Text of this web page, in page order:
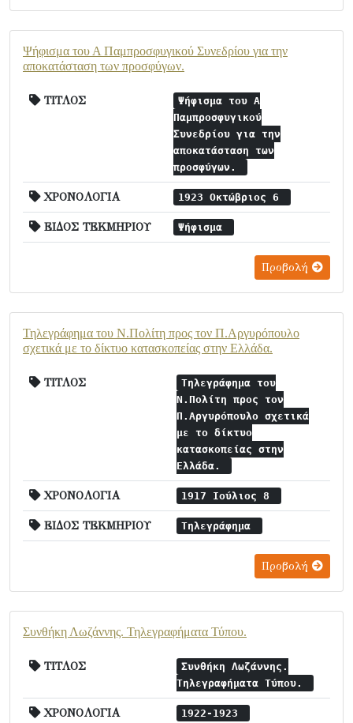
Ψήφισμα του Α Παμπροσφυγικού Συνεδρίου για την
αποκατάσταση των προσφύγων.
ΤΙΤΛΟΣ
Ψήφισμα του Α
Παμπροσφυγικού
Συνεδρίου για την
αποκατάσταση των
προσφύγων.
ΧΡΟΝΟΛΟΓΙΑ 1923 Οκτώβριος 6
ΕΙΔΟΣ ΤΕΚΜΗΡΙΟΥ Ψήφισμα
Προβολή
Τηλεγράφημα του Ν.Πολίτη προς τον Π.Αργυρόπουλο
σχετικά με το δίκτυο κατασκοπείας στην Ελλάδα.
ΤΙΤΛΟΣ
Τηλεγράφημα του
Ν.Πολίτη προς τον
Π.Αργυρόπουλο σχετικά
με το δίκτυο
κατασκοπείας στην
Ελλάδα.
ΧΡΟΝΟΛΟΓΙΑ 1917 Ιούλιος 8
ΕΙΔΟΣ ΤΕΚΜΗΡΙΟΥ Τηλεγράφημα
Προβολή
Συνθήκη Λωζάννης. Τηλεγραφήματα Τύπου.
ΤΙΤΛΟΣ
Συνθήκη Λωζάννης.
Τηλεγραφήματα Τύπου.
ΧΡΟΝΟΛΟΓΙΑ 1922-1923